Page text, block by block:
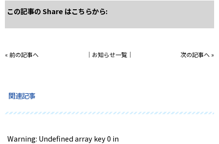
この記事の Share はこちらから:
« 前の記事へ │ お知らせ一覧│ 次の記事へ»
関連記事
Warning: Undefined array key 0 in